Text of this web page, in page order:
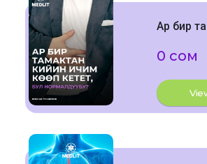
Ар бир
0 сом